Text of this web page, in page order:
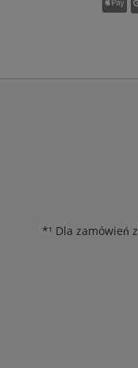
*¹ Dla zamówień